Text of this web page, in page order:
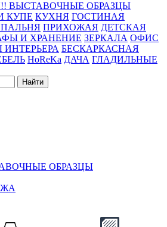
ВЫСТАВОЧНЫЕ ОБРАЗЦЫ
КУПЕ КУХНЯ ГОСТИНАЯ
ПРИХОЖАЯ ДЕТСКАЯ
И ХРАНЕНИЕ ЗЕРКАЛА ОФИС
БЕСКАРКАСНАЯ
HoReKa ДАЧА ГЛАДИЛЬНЫЕ
Найти
ОБРАЗЦЫ